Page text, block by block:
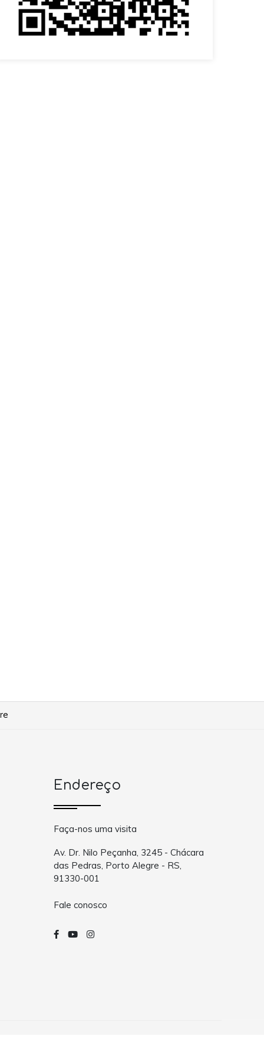
Endereço
Faça-nos uma visita
Av. Dr. Nilo Peçanha, 3245 - Chácara
das Pedras, Porto Alegre - RS,
91330-001
Fale conosco